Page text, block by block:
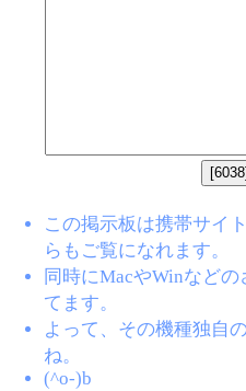
この掲示板は携帯サイ
らもご覧になれます。
同時にMacやWinなど
てます。
よって、その機種独自
ね。
(^o-)b